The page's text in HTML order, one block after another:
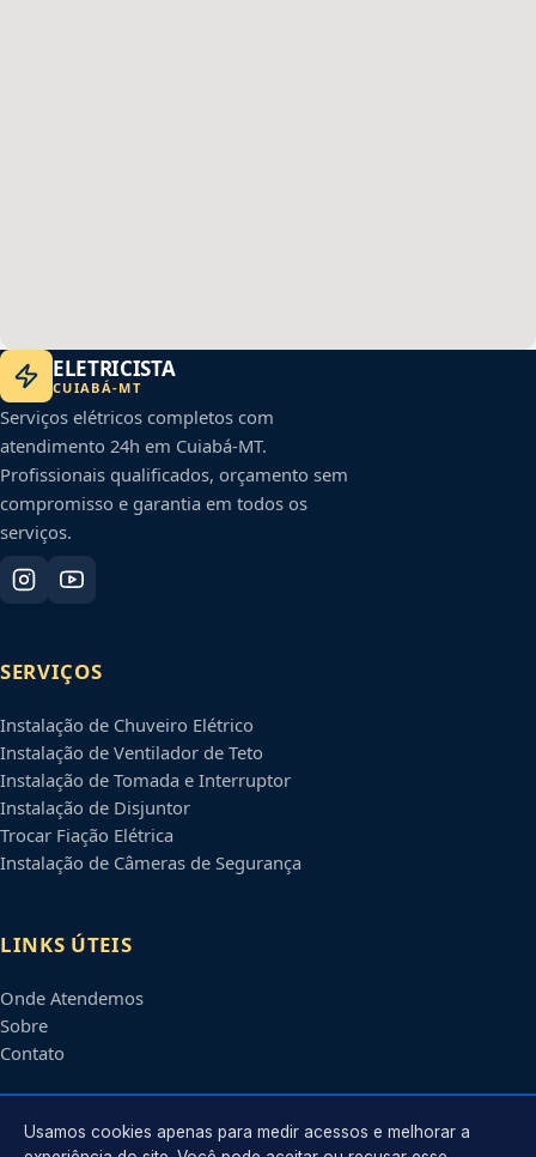
ELETRICISTA
CUIABÁ-MT
Serviços elétricos completos com
atendimento 24h em Cuiabá-MT.
Profissionais qualificados, orçamento sem
compromisso e garantia em todos os
serviços.
SERVIÇOS
Instalação de Chuveiro Elétrico
Instalação de Ventilador de Teto
Instalação de Tomada e Interruptor
Instalação de Disjuntor
Trocar Fiação Elétrica
Instalação de Câmeras de Segurança
LINKS ÚTEIS
Onde Atendemos
Sobre
Contato
CONTATO
Usamos cookies apenas para medir acessos e melhorar a